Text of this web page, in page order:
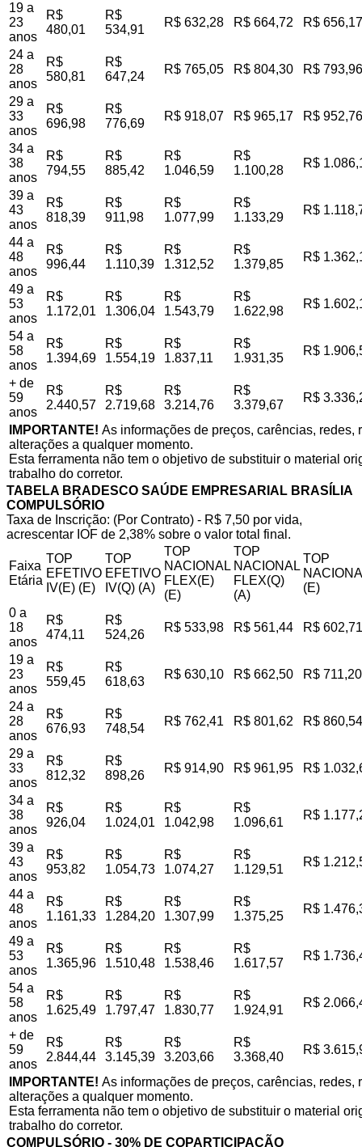
19 a
23
anos
R$
480,01
R$
534,91
R$ 632,28 R$ 664,72 R$ 656,17
24 a
28
anos
R$
580,81
R$
647,24
R$ 765,05 R$ 804,30 R$ 793,96
29 a
33
anos
R$
696,98
R$
776,69
R$ 918,07 R$ 965,17 R$ 952,76
34 a
38
anos
R$
794,55
R$
885,42
R$
1.046,59
R$
1.100,28
R$
39 a
43
anos
R$
818,39
R$
911,98
R$
1.077,99
R$
1.133,29
R$
44 a
48
anos
R$
996,44
R$
1.110,39
R$
1.312,52
R$
1.379,85
R$
49 a
53
anos
R$
1.172,01
R$
1.306,04
R$
1.543,79
R$
1.622,98
R$
54 a
58
anos
R$
1.394,69
R$
1.554,19
R$
1.837,11
R$
1.931,35
R$
+ de
59
anos
R$
2.440,57
R$
2.719,68
R$
3.214,76
R$
3.379,67
R$
IMPORTANTE! As informações de preços, carências,
alterações a qualquer momento.
Esta ferramenta não tem o objetivo de substituir o material
trabalho do corretor.
TABELA BRADESCO SAÚDE EMPRESARIAL BRASÍLIA
COMPULSÓRIO
Taxa de Inscrição: (Por Contrato) - R$ 7,50 por vida,
acrescentar IOF de 2,38% sobre o valor total final.
Faixa
Etária
TOP
EFETIVO
IV(E) (E)
TOP
EFETIVO
IV(Q) (A)
TOP
NACIONAL
FLEX(E)
(E)
TOP
NACIONAL
FLEX(Q)
(A)
TOP
(E)
0 a
18
anos
R$
474,11
R$
524,26
R$ 533,98 R$ 561,44 R$ 602,71
19 a
23
anos
R$
559,45
R$
618,63
R$ 630,10 R$ 662,50 R$ 711,20
24 a
28
anos
R$
676,93
R$
748,54
R$ 762,41 R$ 801,62 R$ 860,54
29 a
33
anos
R$
812,32
R$
898,26
R$ 914,90 R$ 961,95 R$
34 a
38
anos
R$
926,04
R$
1.024,01
R$
1.042,98
R$
1.096,61
R$
39 a
43
anos
R$
953,82
R$
1.054,73
R$
1.074,27
R$
1.129,51
R$
44 a
48
anos
R$
1.161,33
R$
1.284,20
R$
1.307,99
R$
1.375,25
R$
49 a
53
anos
R$
1.365,96
R$
1.510,48
R$
1.538,46
R$
1.617,57
R$
54 a
58
anos
R$
1.625,49
R$
1.797,47
R$
1.830,77
R$
1.924,91
R$
+ de
59
anos
R$
2.844,44
R$
3.145,39
R$
3.203,66
R$
3.368,40
R$
IMPORTANTE! As informações de preços, carências,
alterações a qualquer momento.
Esta ferramenta não tem o objetivo de substituir o material
trabalho do corretor.
COMPULSÓRIO - 30% DE COPARTICIPAÇÃO